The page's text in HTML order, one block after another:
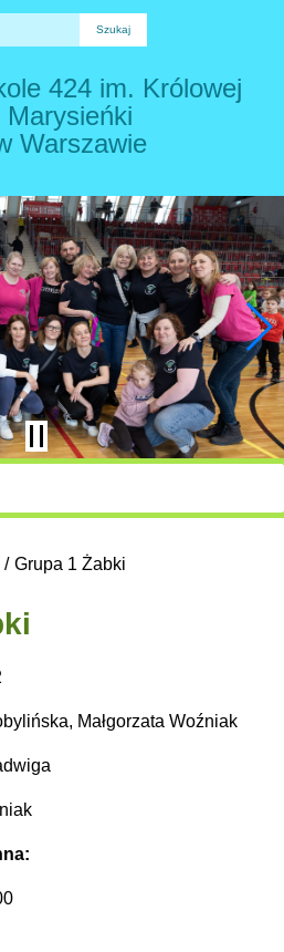
424 im. Królowej
Marysieńki
Warszawie
Grupa 1 Żabki
Małgorzata Woźniak